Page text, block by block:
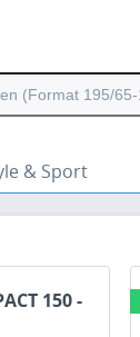
& Sport
150 -